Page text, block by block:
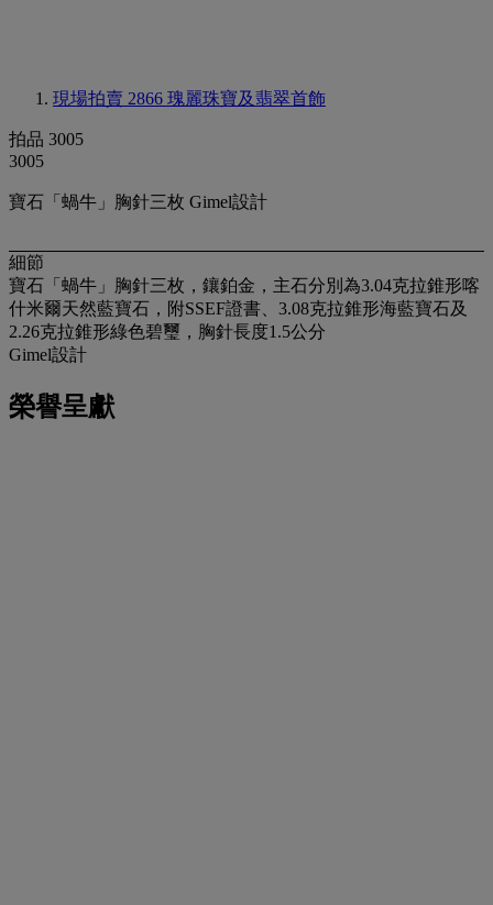
現場拍賣 2866 瑰麗珠寶及翡翠首飾
拍品 3005
3005
寶石「蝸牛」胸針三枚 Gimel設計
細節
寶石「蝸牛」胸針三枚，鑲鉑金，主石分別為3.04克拉錐形喀
什米爾天然藍寶石，附SSEF證書、3.08克拉錐形海藍寶石及
2.26克拉錐形綠色碧璽，胸針長度1.5公分
Gimel設計
榮譽呈獻